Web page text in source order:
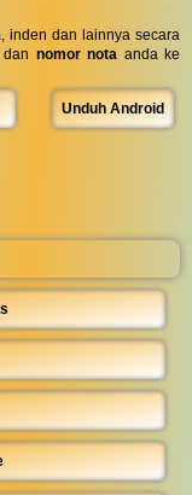
inden dan lainnya secara
dan nomor nota anda ke
Unduh Android